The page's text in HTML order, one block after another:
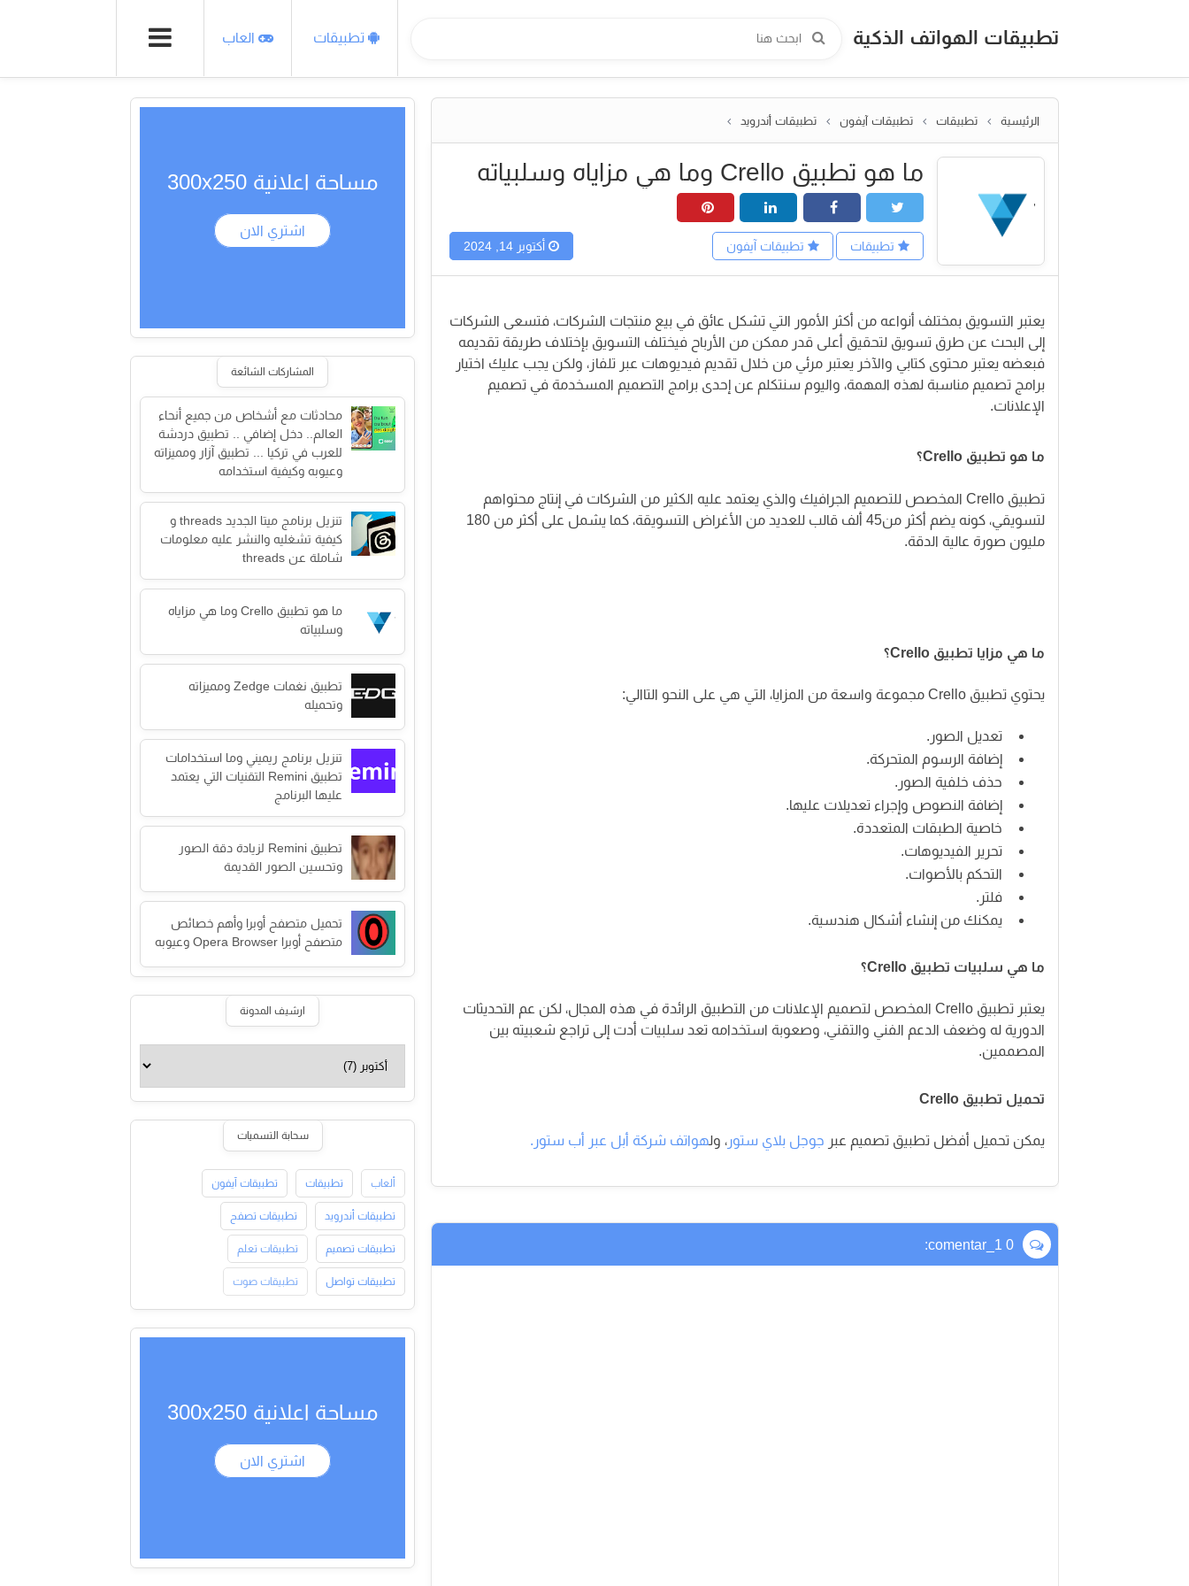
تطبيقات الهواتف الذكية تطبيقات العاب
الرئيسية تطبيقات تطبيقات آيفون تطبيقات أندرويد
ما هو تطبيق Crello وما هي مزاياه وسلبياته
تطبيقات تطبيقات آيفون أكتوبر 14, 2024
يعتبر التسويق بمختلف أنواعه من أكثر الأمور التي تشكل عائق في بيع منتجات الشركات، فتسعى الشركات
إلى البحث عن طرق تسويق لتحقيق أعلى قدر ممكن من الأرباح فيختلف التسويق بإختلاف طريقة تقديمه
فبعضه يعتبر محتوى كتابي والآخر يعتبر مرئي من خلال تقديم فيديوهات عبر تلفاز، ولكن يجب عليك اختيار
برامج تصميم مناسبة لهذه المهمة، واليوم سنتكلم عن إحدى برامج التصميم المسخدمة في تصميم
الإعلانات.
ما هو تطبيق Crello؟
تطبيق Crello المخصص للتصميم الجرافيك والذي يعتمد عليه الكثير من الشركات في إنتاج محتواهم
لتسويقي، كونه يضم أكثر من45 ألف قالب للعديد من الأغراض التسويقة، كما يشمل على أكثر من 180
مليون صورة عالية الدقة.
ما هي مزايا تطبيق Crello؟
يحتوي تطبيق Crello مجموعة واسعة من المزايا، التي هي على النحو التاالي:
تعديل الصور.
إضافة الرسوم المتحركة.
حذف خلفية الصور.
إضافة النصوص وإجراء تعديلات عليها.
خاصية الطبقات المتعددة.
تحرير الفيديوهات.
التحكم بالأصوات.
فلتر.
يمكنك من إنشاء أشكال هندسية.
ما هي سلبيات تطبيق Crello؟
يعتبر تطبيق Crello المخصص لتصميم الإعلانات من التطبيق الرائدة في هذه المجال، لكن عم التحديثات
الدورية له وضعف الدعم الفني والتقني، وصعوبة استخدامه تعد سلبيات أدت إلى تراجع شعبيته بين
المصممين.
تحميل تطبيق Crello
يمكن تحميل أفضل تطبيق تصميم عبر جوجل بلاي ستور ، ولهواتف شركة أبل عبر أب ستور.
مساحة اعلانية 300x250
اشتري الان
المشاركات الشائعة
محادثات مع أشخاص من جميع أنحاء
العالم.. دخل إضافي .. تطبيق دردشة
للعرب في تركيا ... تطبيق آزار ومميزاته
وعيوبه وكيفية استخدامه
تنزيل برنامج ميتا الجديد threads و
كيفية تشغليه والنشر عليه معلومات
شاملة عن threads
ما هو تطبيق Crello وما هي مزاياه
وسلبياته
تطبيق نغمات Zedge ومميزاته
وتحميله
تنزيل برنامج ريميني وما استخدامات
تطبيق Remini التقنيات التي يعتمد
عليها البرنامج
تطبيق Remini لزيادة دقة الصور
وتحسين الصور القديمة
تحميل متصفح أوبرا وأهم خصائص
متصفح أوبرا Opera Browser وعيوبه
ارشيف المدونة
سحابة التسميات
ألعاب تطبيقات تطبيقات آيفون
تطبيقات أندرويد تطبيقات تصفح
تطبيقات تصميم تطبيقات تعلم
تطبيقات تواصل تطبيقات صوت
مساحة اعلانية 300x250
اشتري الان